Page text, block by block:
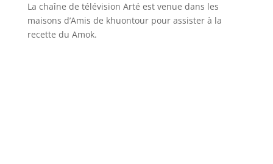
La chaîne de télévision Arté est venue dans les
maisons d’Amis de khuontour pour assister à la
recette du Amok.